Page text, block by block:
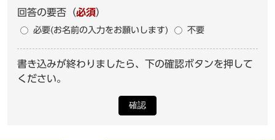
回答の要否 （必須）
必要(お名前の入力をお願いします) 不要
書き込みが終わりましたら、下の確認ボタンを押して
ください。
確認